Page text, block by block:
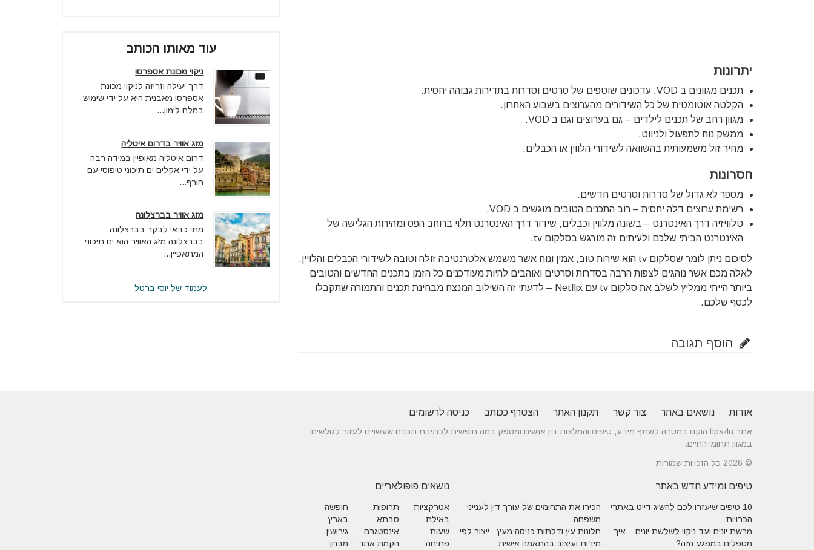
יתרונות
תכנים מגוונים ב VOD, עדכונים שוטפים של סרטים וסדרות בתדירות גבוהה יחסית.
הקלטה אוטומטית של כל השידורים מהערוצים בשבוע האחרון.
מגוון רחב של תכנים לילדים – גם בערוצים וגם ב VOD.
ממשק נוח לתפעול ולניווט.
מחיר זול משמעותית בהשוואה לשידורי הלווין או הכבלים.
חסרונות
מספר לא גדול של סדרות וסרטים חדשים.
רשימת ערוצים דלה יחסית – רוב התכנים הטובים מוגשים ב VOD.
טלוויזיה דרך האינטרנט – בשונה מלווין וכבלים, שידור דרך האינטרנט תלוי ברוחב הפס ומהירות הגלישה של
האינטרנט הביתי שלכם ולעיתים זה מורגש בסלקום tv.
לסיכום ניתן לומר שסלקום tv הוא שירות טוב, אמין ונוח אשר משמש אלטרנטיבה זולה וטובה לשידורי הכבלים והלויין.
לאלה מכם אשר נוהגים לצפות הרבה בסדרות וסרטים ואוהבים להיות מעודכנים כל הזמן בתכנים החדשים והטובים
ביותר הייתי ממליץ לשלב את סלקום tv עם Netflix – לדעתי זה השילוב המנצח מבחינת תכנים והתמורה שתקבלו
לכסף שלכם.
הוסף תגובה
עוד מאותו הכותב
ניקוי מכונת אספרסו
דרך יעילה וזריזה לניקוי מכונת
אספרסו מאבנית היא על ידי שימוש
במלח לימון...
מזג אוויר בדרום איטליה
דרום איטליה מאופיין במידה רבה
על ידי אקלים ים תיכוני טיפוסי עם
חורף...
מזג אוויר בברצלונה
מתי כדאי לבקר בברצלונה
בברצלונה מזג האוויר הוא ים תיכוני
המתאפיין...
לעמוד של יוסי ברטל
אודות נושאים באתר צור קשר תקנון האתר הצטרף ככותב כניסה לרשומים
אתר tips4u הוקם במטרה לשתף מידע, טיפים והמלצות בין אנשים ומספק במה חופשית לכתיבת תכנים שעשויים לעזור לגולשים
במגוון תחומי החיים.
© 2026 כל הזכויות שמורות
טיפים ומידע חדש באתר
10 טיפים שיעזרו לכם להשיג דייט באתרי
הכרויות
הכירו את התחומים של עורך דין לענייני
משפחה
מרשת יונים ועד ניקוי לשלשת יונים – איך
מטפלים במפגע הזה?
חלונות עץ ודלתות כניסה מעץ - ייצור לפי
מידות ועיצוב בהתאמה אישית
נושאים פופולאריים
אטרקציות
באילת
תרופות
סבתא
חופשה
בארץ
שעות
פתיחה
אינסטגרם
גירושין
הקמת אתר
מבחן